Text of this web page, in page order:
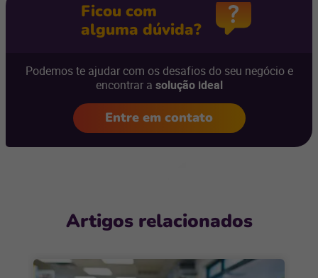
Ficou com
alguma dúvida?
Podemos te ajudar com os desafios do seu negócio e
encontrar a solução ideal
Entre em contato
Artigos relacionados